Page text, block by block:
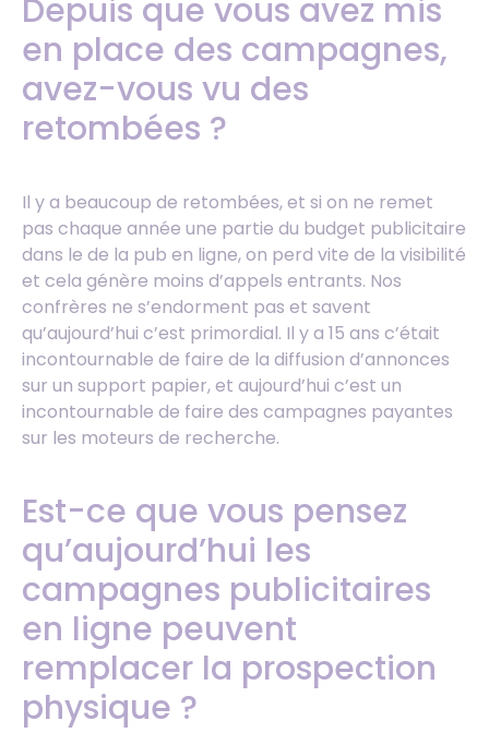
Depuis que vous avez mis
en place des campagnes,
avez-vous vu des
retombées ?
Il y a beaucoup de retombées, et si on ne remet
pas chaque année une partie du budget publicitaire
dans le de la pub en ligne, on perd vite de la visibilité
et cela génère moins d’appels entrants. Nos
confrères ne s’endorment pas et savent
qu’aujourd’hui c’est primordial. Il y a 15 ans c’était
incontournable de faire de la diffusion d’annonces
sur un support papier, et aujourd’hui c’est un
incontournable de faire des campagnes payantes
sur les moteurs de recherche.
Est-ce que vous pensez
qu’aujourd’hui les
campagnes publicitaires
en ligne peuvent
remplacer la prospection
physique ?